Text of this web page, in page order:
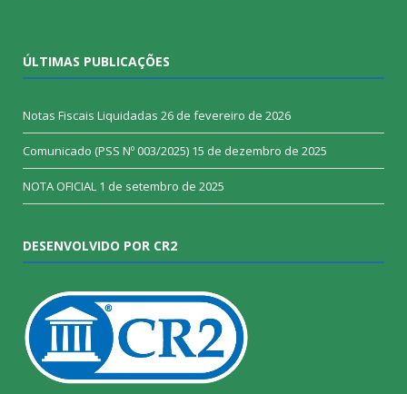
ÚLTIMAS PUBLICAÇÕES
Notas Fiscais Liquidadas 26 de fevereiro de 2026
Comunicado (PSS Nº 003/2025) 15 de dezembro de 2025
NOTA OFICIAL 1 de setembro de 2025
DESENVOLVIDO POR CR2